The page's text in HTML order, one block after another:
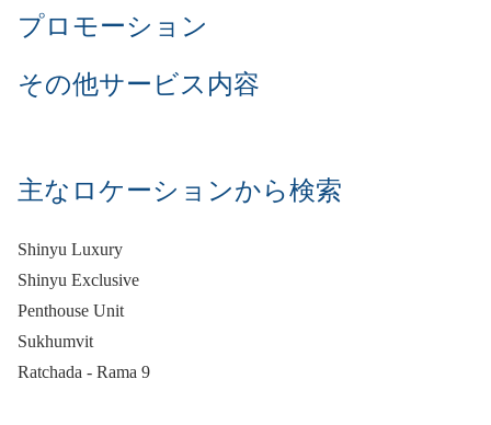
プロモーション
その他サービス内容
主なロケーションから検索
Shinyu Luxury
Shinyu Exclusive
Penthouse Unit
Sukhumvit
Ratchada - Rama 9